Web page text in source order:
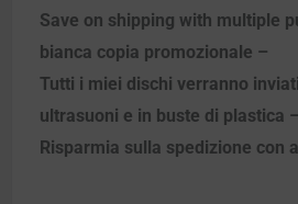
Save on shipping with multiple
bianca copia promozionale –
Tutti i miei dischi verranno
ultrasuoni e in buste di plastica –
Risparmia sulla spedizione con